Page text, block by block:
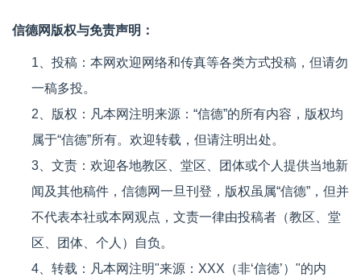
信德网版权与免责声明：
1、投稿：本网欢迎网络和传真等各类方式投稿，但请勿
一稿多投。
2、版权：凡本网注明来源：“信德”的所有内容，版权均
属于“信德”所有。欢迎转载，但请注明出处。
3、文责：欢迎各地教区、堂区、团体或个人提供当地新
闻及其他稿件，信德网一旦刊登，版权虽属“信德”，但并
不代表本社或本网观点，文责一律由投稿者（教区、堂
区、团体、个人）自负。
4、转载：凡本网注明"来源：XXX（非‘信德’）"的内